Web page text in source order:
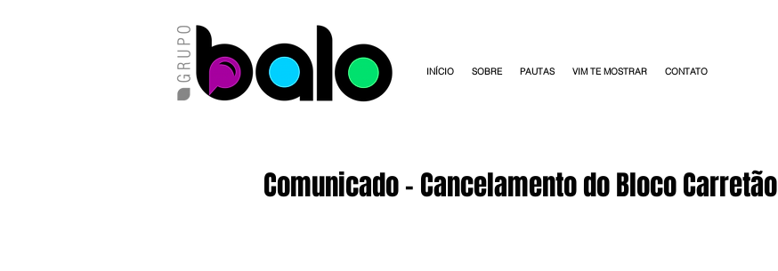
INÍCIO SOBRE PAUTAS VIM TE MOSTRAR CONTATO
Comunicado - Cancelamento do Bloco Carretão